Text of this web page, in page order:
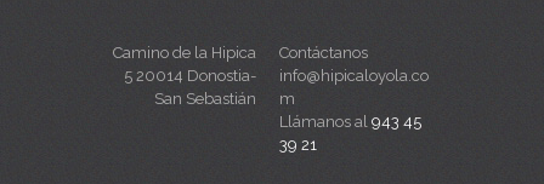
Camino de la Hipica
5 20014 Donostia-
San Sebastián
Contáctanos
info@hipicaloyola.co
m
Llámanos al 943 45
39 21